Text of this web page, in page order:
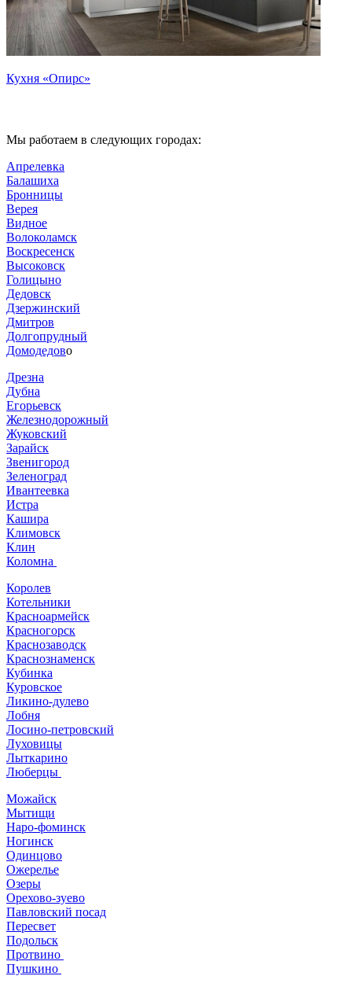
Кухня «Опирс»
Мы работаем в следующих городах:
Апрелевка
Балашиха
Бронницы
Верея
Видное
Волоколамск
Воскресенск
Высоковск
Голицыно
Дедовск
Дзержинский
Дмитров
Долгопрудный
Домодедово
Дрезна
Дубна
Егорьевск
Железнодорожный
Жуковский
Зарайск
Звенигород
Зеленоград
Ивантеевка
Истра
Кашира
Климовск
Клин
Коломна
Королев
Котельники
Красноармейск
Красногорск
Краснозаводск
Краснознаменск
Кубинка
Куровское
Ликино-дулево
Лобня
Лосино-петровский
Луховицы
Лыткарино
Люберцы
Можайск
Мытищи
Наро-фоминск
Ногинск
Одинцово
Ожерелье
Озеры
Орехово-зуево
Павловский посад
Пересвет
Подольск
Протвино
Пушкино